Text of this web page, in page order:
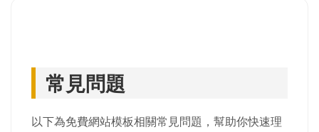
常見問題
以下為免費網站模板相關常見問題，幫助你快速理